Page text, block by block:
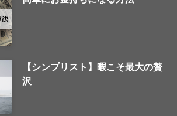
【シンプリスト】暇こそ最大の贅
沢